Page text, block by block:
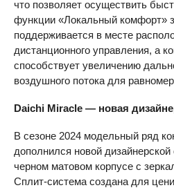
что позволяет осуществить
функции «Локальный комфорт»
поддерживается в месте
дистанционного управления, а
способствует увеличению
воздушного потока для
Daichi Miracle — новая
В сезоне 2024 модельный ряд
дополнился новой
черном матовом корпусе с
Сплит-система создана для